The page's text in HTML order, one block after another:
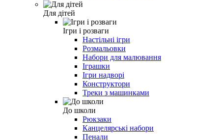
Для дітей
Ігри і розваги
Настільні ігри
Розмальовки
Набори для малювання
Іграшки
Ігри надворі
Конструктори
Треки з машинками
До школи
Рюкзаки
Канцелярські набори
Пенали